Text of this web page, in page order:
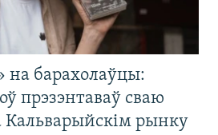
на барахолаўцы:
прэзэнтаваў сваю
Кальварыйскім рынку